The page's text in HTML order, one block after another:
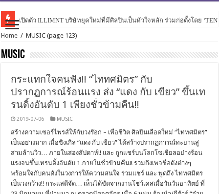
เปิดตัว ILLIMNT บริษัทยุคใหม่ที่มีศิลปินเป็นหัวใจหลัก ร่วมก่อตั้งโดย
Home / MUSIC (page 123)
MUSIC
กระแทกใจคนฟัง!! “ไททศมิตร” กับ
ปรากฏการณ์ร้อนแรง ส่ง “แดง กับ เขียว” ขึ้นเท
รนดิ้งอันดับ 1 เพียงชั่วข้ามคืน!!
2019-07-06 MUSIC
สร้างความเซอร์ไพรส์ให้กับวงร๊อก – เพื่อชีวิต ศิลปินเลือดใหม่ “ไททศมิตร”
เป็นอย่างมาก เมื่อซิงเกิล “แดง กับ เขียว” ได้สร้างปรากฏการณ์ทะยานสู่
สามล้านวิว… ภายในสองสัปดาห์!! และ ถูกแชร์บนโลกโซเชียลอย่างร้อน
แรงจนขึ้นเทรนดิ้งอันดับ 1 ภายในชั่วข้ามคืน!! รวมถึงเพจชื่อดังต่างๆ
พร้อมใจกับคนดังในวงการให้ความสนใจ ร่วมแชร์ และ พูดถึง ไททศมิตร
เป็นวงกว้าง!! กระแสดีจัด… เห็นได้ชัดจากงานโชว์เคสเมื่อวันวันอาทิตย์ ที่